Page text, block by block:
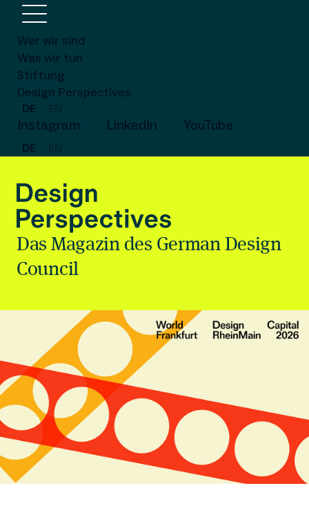
Wer wir sind
Was wir tun
Stiftung
Design Perspectives
DE
Instagram LinkedIn YouTube
DE
Das Magazin des German Design
Council